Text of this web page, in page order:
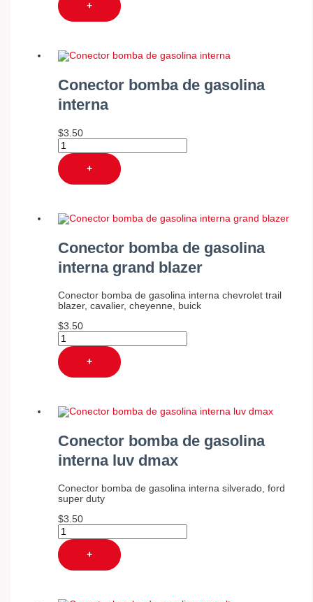
+
Conector bomba de gasolina
interna
$3.50
+
Conector bomba de gasolina
interna grand blazer
Conector bomba de gasolina interna chevrolet trail
blazer, cavalier, cheyenne, buick
$3.50
+
Conector bomba de gasolina
interna luv dmax
Conector bomba de gasolina interna silverado, ford
super duty
$3.50
+